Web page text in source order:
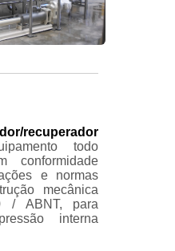
recuperador
todo
conformidade
e normas
mecânica
/ ABNT, para
interna